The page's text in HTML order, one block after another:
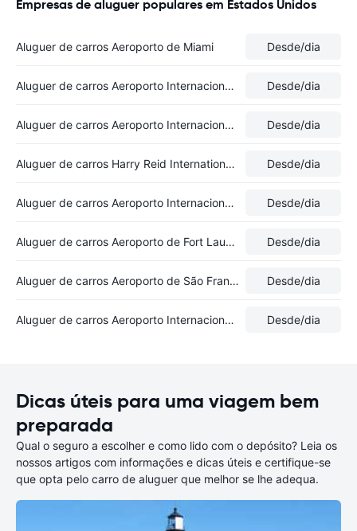
Empresas de aluguer populares em Estados Unidos
Aluguer de carros Aeroporto de Miami Desde/dia
Aluguer de carros Aeroporto Internacional de Los Angeles Desde/dia
Aluguer de carros Aeroporto Internacional de Boston-Logan Desde/dia
Aluguer de carros Harry Reid International Airport Desde/dia
Aluguer de carros Aeroporto Internacional de Newark Liberty Desde/dia
Aluguer de carros Aeroporto de Fort Lauderdale Desde/dia
Aluguer de carros Aeroporto de São Francisco Desde/dia
Aluguer de carros Aeroporto Internacional Washington Dulles Desde/dia
Dicas úteis para uma viagem bem
preparada
Qual o seguro a escolher e como lido com o depósito? Leia os
nossos artigos com informações e dicas úteis e certifique-se
que opta pelo carro de aluguer que melhor se lhe adequa.